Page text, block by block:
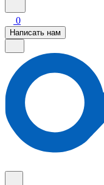
0
Написать нам